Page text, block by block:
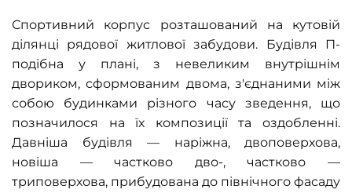
Спортивний корпус розташований на кутовій
ділянці рядової житлової забудови. Будівля П-
подібна у плані, з невеликим внутрішнім
двориком, сформованим двома, з'єднаними між
собою будинками різного часу зведення, що
позначилося на їх композиції та оздобленні.
Давніша будівля — наріжна, двоповерхова,
новіша — частково дво-, частково —
триповерхова, прибудована до північного фасаду